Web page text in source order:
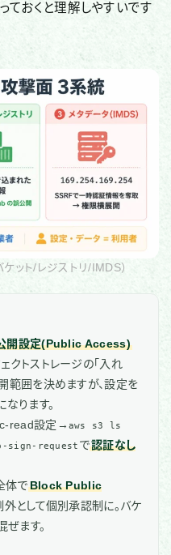
ておくと理解しやすいです
ット/レジストリ/IMDS）
公開設定(Public Access)
クトストレージの「入れ
範囲を決めますが、設定を
なります。
read設定→ aws s3 ls
sign-request で認証なし
体でBlock Public
外として個別承認制に。バケ
ます。